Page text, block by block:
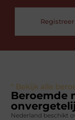
" Bekijk alle
Beroemde
Nederland beschikt